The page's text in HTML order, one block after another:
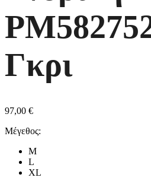
Γκρι
97,00 €
Μέγεθος:
M
L
XL